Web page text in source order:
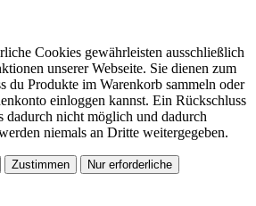
Cookies gewährleisten ausschließlich
unserer Webseite. Sie dienen zum
du Produkte im Warenkorb sammeln oder
einloggen kannst. Ein Rückschluss
dadurch nicht möglich und dadurch
niemals an Dritte weitergegeben.
Zustimmen Nur erforderliche